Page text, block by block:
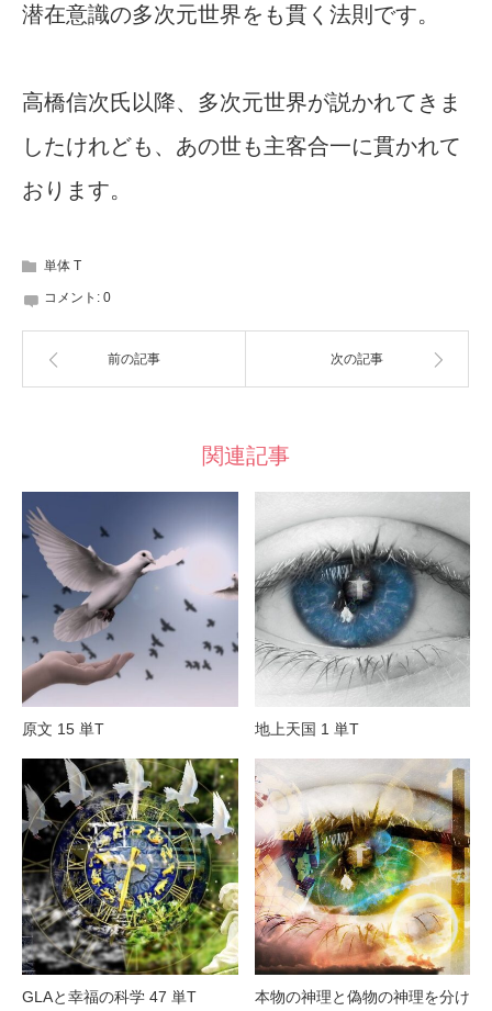
潜在意識の多次元世界をも貫く法則です。
高橋信次氏以降、多次元世界が説かれてきま
したけれども、あの世も主客合一に貫かれて
おります。
単体 T
コメント: 0
前の記事 次の記事
関連記事
原文 15 単T 地上天国 1 単T
GLAと幸福の科学 47 単T
本物の神理と偽物の神理を分け